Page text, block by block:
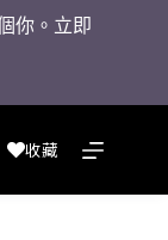
你。立即
收藏